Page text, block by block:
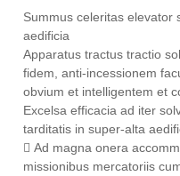
Summus celeritas elevator
aedificia
Apparatus tractus tractio
fidem, anti-incessionem
obvium et intelligentem et
Excelsa efficacia ad iter
tarditatis in super-alta
 Ad magna onera
missionibus mercatoriis